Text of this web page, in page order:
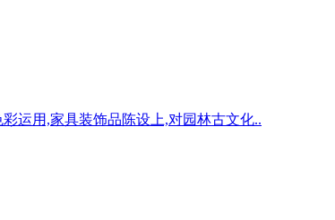
运用,家具装饰品陈设上,对园林古文化..